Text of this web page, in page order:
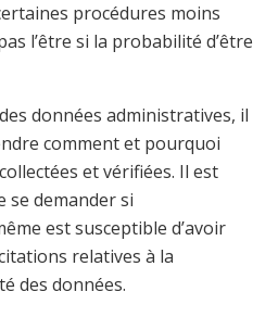
procédures moins
l’être si la probabilité d’être
données administratives, il
comment et pourquoi
et vérifiées. Il est
se demander si
est susceptible d’avoir
relatives à la
des données.